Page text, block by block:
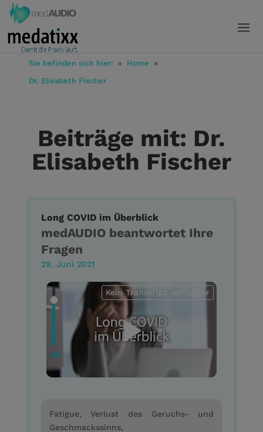
Sie befinden sich hier: » Home
»
Dr. Elisabeth Fischer
Beiträge mit: Dr.
Elisabeth Fischer
Long COVID im Überblick
medAUDIO beantwortet Ihre
Fragen
29. Juni 2021
Kein Transkript verfügbar
Fatigue, Verlust des Geruchs- und
Geschmackssinns,